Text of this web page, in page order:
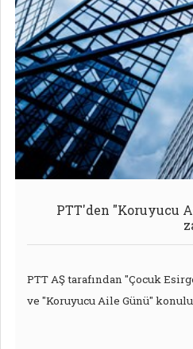
PTT'den "Koruyucu
PTT AŞ tarafından "Çocuk
ve "Koruyucu Aile Günü"